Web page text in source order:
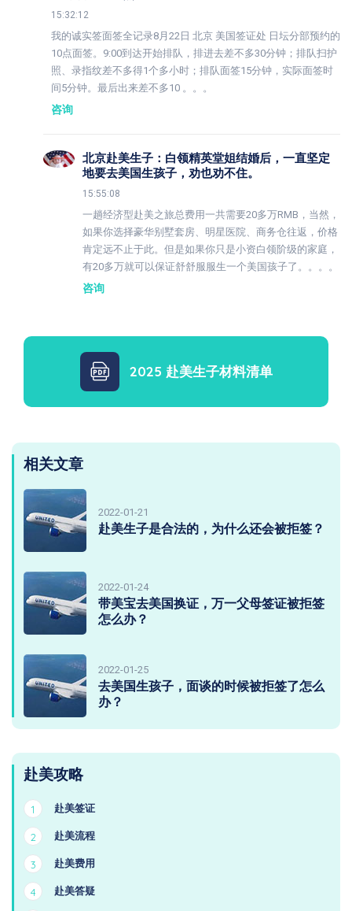
15:32:12
我的诚实签面签全记录8月22日 北京 美国签证处 日坛分部预约的
10点面签。9:00到达开始排队，排进去差不多30分钟；排队扫护
照、录指纹差不多得1个多小时；排队面签15分钟，实际面签时
间5分钟。最后出来差不多10 。。。
咨询
北京赴美生子：白领精英堂姐结婚后，一直坚定
地要去美国生孩子，劝也劝不住。
15:55:08
一趟经济型赴美之旅总费用一共需要20多万RMB，当然，
如果你选择豪华别墅套房、明星医院、商务仓往返，价格
肯定远不止于此。但是如果你只是小资白领阶级的家庭，
有20多万就可以保证舒舒服服生一个美国孩子了。。。。
咨询
2025 赴美生子材料清单
相关文章
2022-01-21
赴美生子是合法的，为什么还会被拒签？
2022-01-24
带美宝去美国换证，万一父母签证被拒签
怎么办？
2022-01-25
去美国生孩子，面谈的时候被拒签了怎么
办？
赴美攻略
1 赴美签证
2 赴美流程
3 赴美费用
4 赴美答疑